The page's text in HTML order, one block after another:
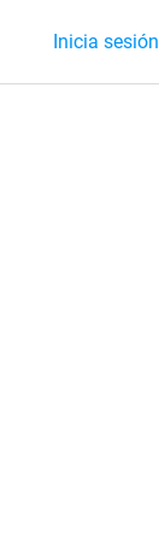
Inicia sesión